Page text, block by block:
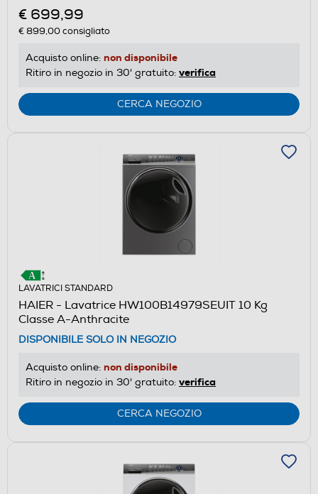
€ 699,99
€ 899,00consigliato
Acquisto online: non disponibile
Ritiro in negozio in 30' gratuito: verifica
CERCA NEGOZIO
LAVATRICI STANDARD
HAIER - Lavatrice HW100B14979SEUIT 10 Kg
Classe A-Anthracite
DISPONIBILE SOLO IN NEGOZIO
Acquisto online: non disponibile
Ritiro in negozio in 30' gratuito: verifica
CERCA NEGOZIO